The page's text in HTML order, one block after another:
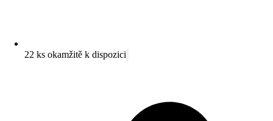
22 ks okamžitě k dispozici